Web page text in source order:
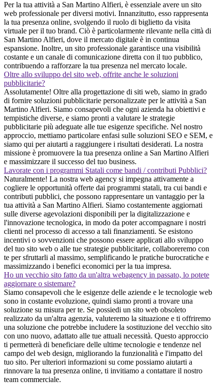
Per la tua attività a San Martino Alfieri, è essenziale avere un sito
web professionale per diversi motivi. Innanzitutto, esso rappresenta
la tua presenza online, svolgendo il ruolo di biglietto da visita
virtuale per il tuo brand. Ciò è particolarmente rilevante nella città di
San Martino Alfieri, dove il mercato digitale è in continua
espansione. Inoltre, un sito professionale garantisce una visibilità
costante e un canale di comunicazione diretta con il tuo pubblico,
contribuendo a rafforzare la tua presenza nel mercato locale.
Oltre allo sviluppo del sito web, offrite anche le soluzioni
pubblicitarie?
Assolutamente! Oltre alla progettazione di siti web, siamo in grado
di fornire soluzioni pubblicitarie personalizzate per le attività a San
Martino Alfieri. Siamo consapevoli che ogni azienda ha obiettivi e
tempistiche diverse, e siamo pronti a valutare le strategie
pubblicitarie più adeguate alle tue esigenze specifiche. Nel nostro
approccio, mettiamo particolare enfasi sulle soluzioni SEO e SEM, e
siamo qui per aiutarti a raggiungere i risultati desiderati. La nostra
missione è promuovere la tua presenza online a San Martino Alfieri
e massimizzare il successo del tuo business.
Lavorate con i programmi Statali come bandi / contributi Pubblici?
Naturalmente! La nostra web agency si impegna attivamente a
cogliere le opportunità offerte dai programmi statali, tra cui bandi e
contributi pubblici, che possono rappresentare un vantaggio per la
tua attività a San Martino Alfieri. Siamo costantemente aggiornati
sulle diverse agevolazioni disponibili per la digitalizzazione e
l'innovazione tecnologica, in modo da poter accompagnare i nostri
clienti nel processo di accesso a tali finanziamenti. Se esistono
incentivi o sovvenzioni che possono essere applicati allo sviluppo
del tuo sito web o alle tue strategie pubblicitarie, collaboreremo con
te per sfruttarli al massimo, semplificando le pratiche burocratiche e
massimizzando i benefici economici per la tua impresa.
Ho un vecchio sito fatto da un'altra webagency in passato, lo potete
aggiornare o sistemare?
Siamo consapevoli che le esigenze delle aziende e le tecnologie web
sono in costante evoluzione, quindi siamo pronti a trovare una
soluzione su misura per te. Se possiedi un sito web obsoleto
realizzato da un'altra agenzia, valuteremo la situazione e ti offriremo
una soluzione che potrebbe includere la sostituzione del vecchio sito
con uno nuovo, adattato alle tue attuali necessità. Questo approccio
ti permetterà di beneficiare delle ultime tecnologie e tendenze nel
campo del web design, migliorando la funzionalità e l'impatto del
tuo sito. Per ulteriori informazioni su come possiamo aiutarti a
rinnovare la tua presenza online, ti invitiamo a contattare il nostro
team commerciale.